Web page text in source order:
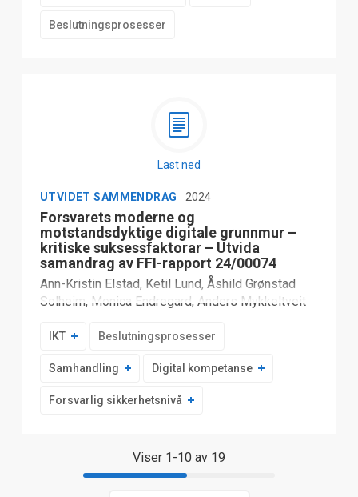
Beslutningsprosesser
Last ned
UTVIDET SAMMENDRAG 2024
Forsvarets moderne og
motstandsdyktige digitale grunnmur –
kritiske suksessfaktorar – Utvida
samandrag av FFI-rapport 24/00074
Ann-Kristin Elstad, Ketil Lund, Åshild Grønstad
Solheim, Monica Endregard, Anders Mykkeltveit
IKT Beslutningsprosesser
Samhandling Digital kompetanse
Forsvarlig sikkerhetsnivå
Viser 1-10 av 19